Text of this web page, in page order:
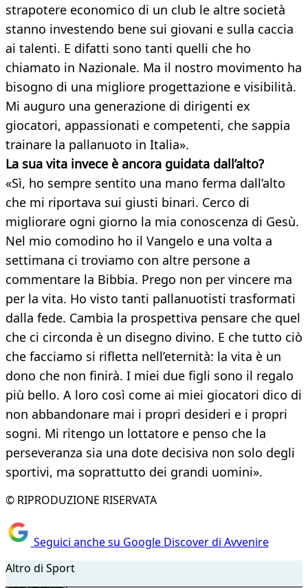
strapotere economico di un club le altre società
stanno investendo bene sui giovani e sulla caccia
ai talenti. E difatti sono tanti quelli che ho
chiamato in Nazionale. Ma il nostro movimento ha
bisogno di una migliore progettazione e visibilità.
Mi auguro una generazione di dirigenti ex
giocatori, appassionati e competenti, che sappia
trainare la pallanuoto in Italia».
La sua vita invece è ancora guidata dall’alto?
«Sì, ho sempre sentito una mano ferma dall’alto
che mi riportava sui giusti binari. Cerco di
migliorare ogni giorno la mia conoscenza di Gesù.
Nel mio comodino ho il Vangelo e una volta a
settimana ci troviamo con altre persone a
commentare la Bibbia. Prego non per vincere ma
per la vita. Ho visto tanti pallanuotisti trasformati
dalla fede. Cambia la prospettiva pensare che quel
che ci circonda è un disegno divino. E che tutto ciò
che facciamo si rifletta nell’eternità: la vita è un
dono che non finirà. I miei due figli sono il regalo
più bello. A loro così come ai miei giocatori dico di
non abbandonare mai i propri desideri e i propri
sogni. Mi ritengo un lottatore e penso che la
perseveranza sia una dote decisiva non solo degli
sportivi, ma soprattutto dei grandi uomini».
© RIPRODUZIONE RISERVATA
Seguici anche su Google Discover di Avvenire
Altro di Sport